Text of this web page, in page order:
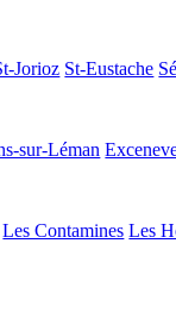
Jorioz St-Eustache
sur-Léman
Les Contamines Les